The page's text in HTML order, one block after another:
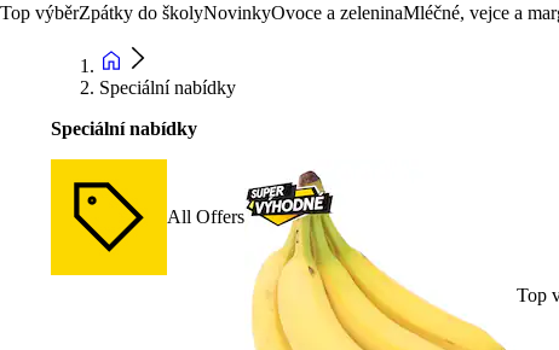
Top výběrZpátky do školyNovinkyOvoce a zeleninaMléčné, vejce a
Speciální nabídky
Speciální nabídky
All Offers
Top